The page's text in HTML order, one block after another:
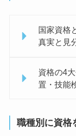
国家資格
真実と見
資格の4
置・技能
職種別に資格